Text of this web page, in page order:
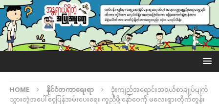
HOME နိုင်ငံတကာရေးရာ
ဒုံးကျည်အရောင်းအဝယ်စာချုပ်ပျက်
သွားတဲ့အပေါ် ငွေပြန်အမ်းပေးရေး ကူညီဖို့ နော်ဝေကို မလေးရှားတိုက်တွန်း